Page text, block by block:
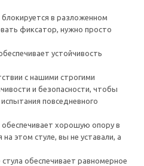
в разложенном
фиксатор, нужно просто
устойчивость
с нашими строгими
и безопасности, чтобы
повседневного
обеспечивает хорошую опору в
этом стуле, вы не уставали, а
обеспечивает равномерное